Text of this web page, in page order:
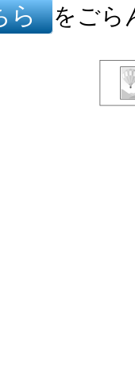
ら をごら